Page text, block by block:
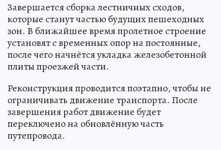
Завершается сборка лестничных сходов,
которые станут частью будущих пешеходных
зон. В ближайшее время пролетное строение
установят с временных опор на постоянные,
после чего начнётся укладка железобетонной
плиты проезжей части.
Реконструкция проводится поэтапно, чтобы не
ограничивать движение транспорта. После
завершения работ движение будет
переключено на обновлённую часть
путепровода.